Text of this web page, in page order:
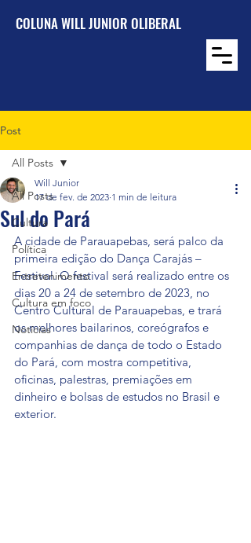
COLUNA WILL JUNIOR OLIBERAL
Post
All Posts
Cultura
Política
Entretenimento
Cultura em foco
Notícias
All Posts
Sul do Pará
Will Junior
17 de fev. de 2023 1 min de leitura
A cidade de Parauapebas, será palco da
primeira edição do Dança Carajás –
Festival. O festival será realizado entre os
dias 20 a 24 de setembro de 2023, no
Centro Cultural de Parauapebas, e trará
os melhores bailarinos, coreógrafos e
companhias de dança de todo o Estado
do Pará, com mostra competitiva,
oficinas, palestras, premiações em
dinheiro e bolsas de estudos no Brasil e
exterior.